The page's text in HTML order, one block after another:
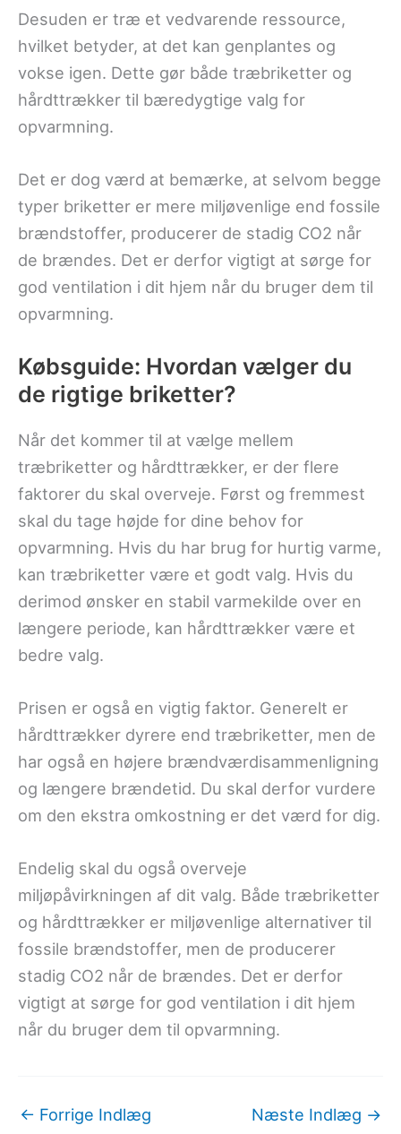
Desuden er træ et vedvarende ressource,
hvilket betyder, at det kan genplantes og
vokse igen. Dette gør både træbriketter og
hårdttrækker til bæredygtige valg for
opvarmning.
Det er dog værd at bemærke, at selvom begge
typer briketter er mere miljøvenlige end fossile
brændstoffer, producerer de stadig CO2 når
de brændes. Det er derfor vigtigt at sørge for
god ventilation i dit hjem når du bruger dem til
opvarmning.
Købsguide: Hvordan vælger du
de rigtige briketter?
Når det kommer til at vælge mellem
træbriketter og hårdttrækker, er der flere
faktorer du skal overveje. Først og fremmest
skal du tage højde for dine behov for
opvarmning. Hvis du har brug for hurtig varme,
kan træbriketter være et godt valg. Hvis du
derimod ønsker en stabil varmekilde over en
længere periode, kan hårdttrækker være et
bedre valg.
Prisen er også en vigtig faktor. Generelt er
hårdttrækker dyrere end træbriketter, men de
har også en højere brændværdisammenligning
og længere brændetid. Du skal derfor vurdere
om den ekstra omkostning er det værd for dig.
Endelig skal du også overveje
miljøpåvirkningen af dit valg. Både træbriketter
og hårdttrækker er miljøvenlige alternativer til
fossile brændstoffer, men de producerer
stadig CO2 når de brændes. Det er derfor
vigtigt at sørge for god ventilation i dit hjem
når du bruger dem til opvarmning.
← Forrige Indlæg Næste Indlæg →